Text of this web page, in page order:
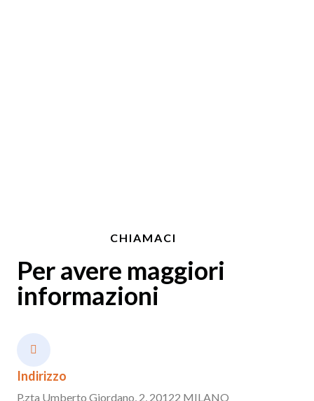
CHIAMACI
Per avere maggiori
informazioni
Indirizzo
P.zta Umberto Giordano, 2, 20122 MILANO